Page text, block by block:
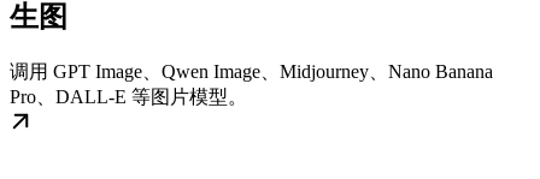
生图
调用 GPT Image、Qwen Image、Midjourney、Nano Banana
Pro、DALL-E 等图片模型。